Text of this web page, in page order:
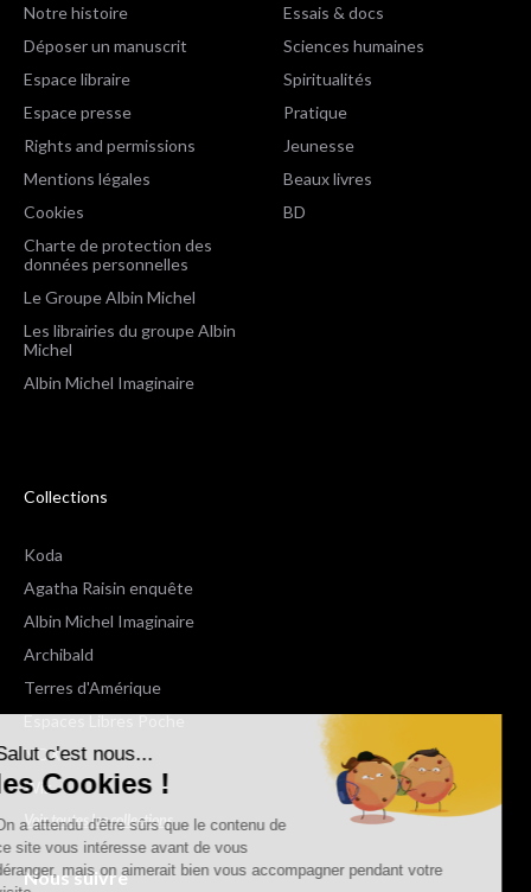
Salut c'est nous...
les Cookies !
On a attendu d'être sûrs que le contenu de
ce site vous intéresse avant de vous
déranger, mais on aimerait bien vous accompagner pendant votre
Notre histoire
Déposer un manuscrit
Espace libraire
Espace presse
Rights and permissions
Mentions légales
Cookies
Charte de protection des
données personnelles
Le Groupe Albin Michel
Les librairies du groupe Albin
Michel
Albin Michel Imaginaire
Essais & docs
Sciences humaines
Spiritualités
Pratique
Jeunesse
Beaux livres
BD
Collections
Koda
Agatha Raisin enquête
Albin Michel Imaginaire
Archibald
Terres d'Amérique
Espaces Libres Poche
NOX
Wiz
Voir toutes les collections
Nous suivre